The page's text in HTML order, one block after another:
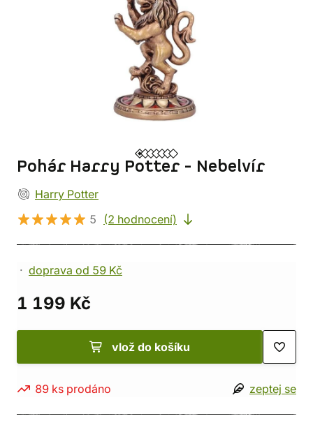
Pohár Harry Potter - Nebelvír
Harry Potter
5
(2 hodnocení)
doprava od 59 Kč
1 199 Kč
vlož do košíku
89 ks prodáno zeptej se